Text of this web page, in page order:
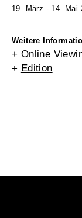
19. März - 14. Mai
Weitere
+ Online
+ Edition